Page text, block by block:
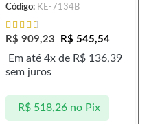
Código: KE-7134B
R$909,23 R$ 545,54
Em até 4x de R$ 136,39
sem juros
R$518,26 no Pix